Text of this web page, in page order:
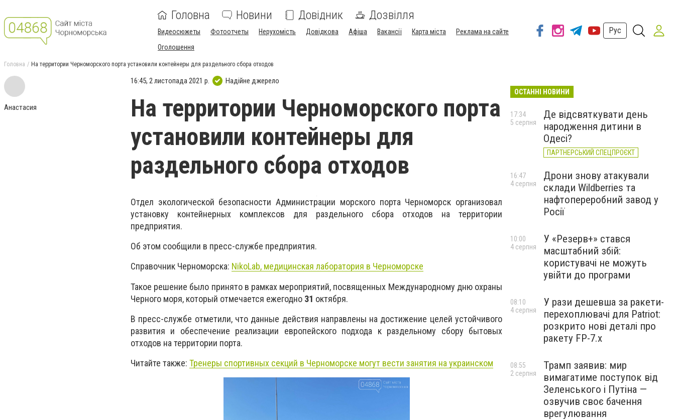
Головна Новини Довідник Дозвілля
Видеосюжеты Фотоотчеты Нерухомість Довідкова Афіша Вакансії Карта міста
Реклама на сайте
Оголошення
Рус
Головна На территории Черноморского порта установили контейнеры для раздельного сбора отходов
Анастасия
16:45, 2 листопада 2021 р. Надійне джерело
На территории Черноморского порта
установили контейнеры для
раздельного сбора отходов
Отдел экологической безопасности Администрации морского порта Черноморск организовал
установку контейнерных комплексов для раздельного сбора отходов на территории
предприятия.
Об этом сообщили в пресс-службе предприятия.
Справочник Черноморска: NikoLab, медицинская лаборатория в Черноморске
Такое решение было принято в рамках мероприятий, посвященных Международному дню охраны
Черного моря, который отмечается ежегодно 31 октября.
В пресс-службе отметили, что данные действия направлены на достижение целей устойчивого
развития и обеспечение реализации европейского подхода к раздельному сбору бытовых
отходов на территории порта.
Читайте также: Тренеры спортивных секций в Черноморске могут вести занятия на украинском
ОСТАННІ НОВИНИ
Де відсвяткувати день
народження дитини в
Одесі?
ПАРТНЕРСЬКИЙ СПЕЦПРОЄКТ
17:34
5 серпня
Дрони знову атакували
склади Wildberries та
нафтопереробний завод у
Росії
16:47
4 серпня
У «Резерв+» стався
масштабний збій:
користувачі не можуть
увійти до програми
10:00
4 серпня
У рази дешевша за ракети-
перехоплювачі для Patriot:
розкрито нові деталі про
ракету FP-7.x
08:10
4 серпня
Трамп заявив: мир
вимагатиме поступок від
Зеленського і Путіна —
озвучив своє бачення
врегулювання
08:55
2 серпня